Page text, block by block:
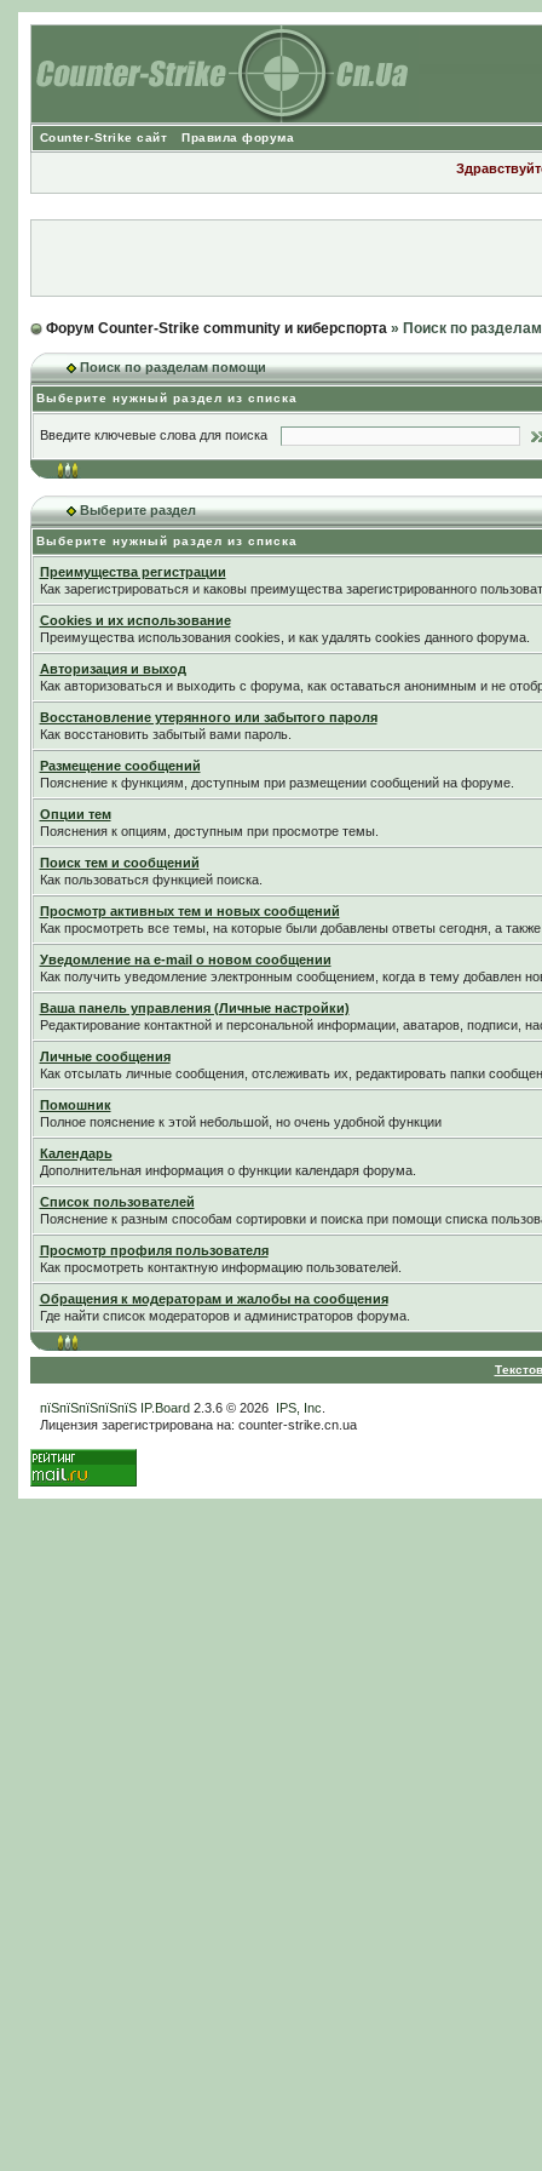
Counter-Strike сайт Правила форума
Форум Counter-Strike community и киберспорта» Поиск по
Поиск по разделам помощи
Выберите нужный раздел из списка
Введите ключевые слова для поиска
Выберите раздел
Выберите нужный раздел из списка
Преимущества регистрации
Как зарегистрироваться и каковы преимущества зарегистрированного
Cookies и их использование
Преимущества использования cookies, и как удалять cookies данного форума.
Авторизация и выход
Как авторизоваться и выходить с форума, как оставаться анонимным и не
Восстановление утерянного или забытого пароля
Как восстановить забытый вами пароль.
Размещение сообщений
Пояснение к функциям, доступным при размещении сообщений на форуме.
Опции тем
Пояснения к опциям, доступным при просмотре темы.
Поиск тем и сообщений
Как пользоваться функцией поиска.
Просмотр активных тем и новых сообщений
Как просмотреть все темы, на которые были добавлены ответы сегодня, а
Уведомление на е-mail о новом сообщении
Как получить уведомление электронным сообщением, когда в тему добавлен
Ваша панель управления (Личные настройки)
Редактирование контактной и персональной информации, аватаров, подписи,
Личные сообщения
Как отсылать личные сообщения, отслеживать их, редактировать папки
Помошник
Полное пояснение к этой небольшой, но очень удобной функции
Календарь
Дополнительная информация о функции календаря форума.
Список пользователей
Пояснение к разным способам сортировки и поиска при помощи списка
Просмотр профиля пользователя
Как просмотреть контактную информацию пользователей.
Обращения к модераторам и жалобы на сообщения
Где найти список модераторов и администраторов форума.
пїЅпїЅпїЅпїЅпїЅ IP.Board2.3.6 © 2026 IPS, Inc
Лицензия зарегистрирована на: counter-strike.cn.ua